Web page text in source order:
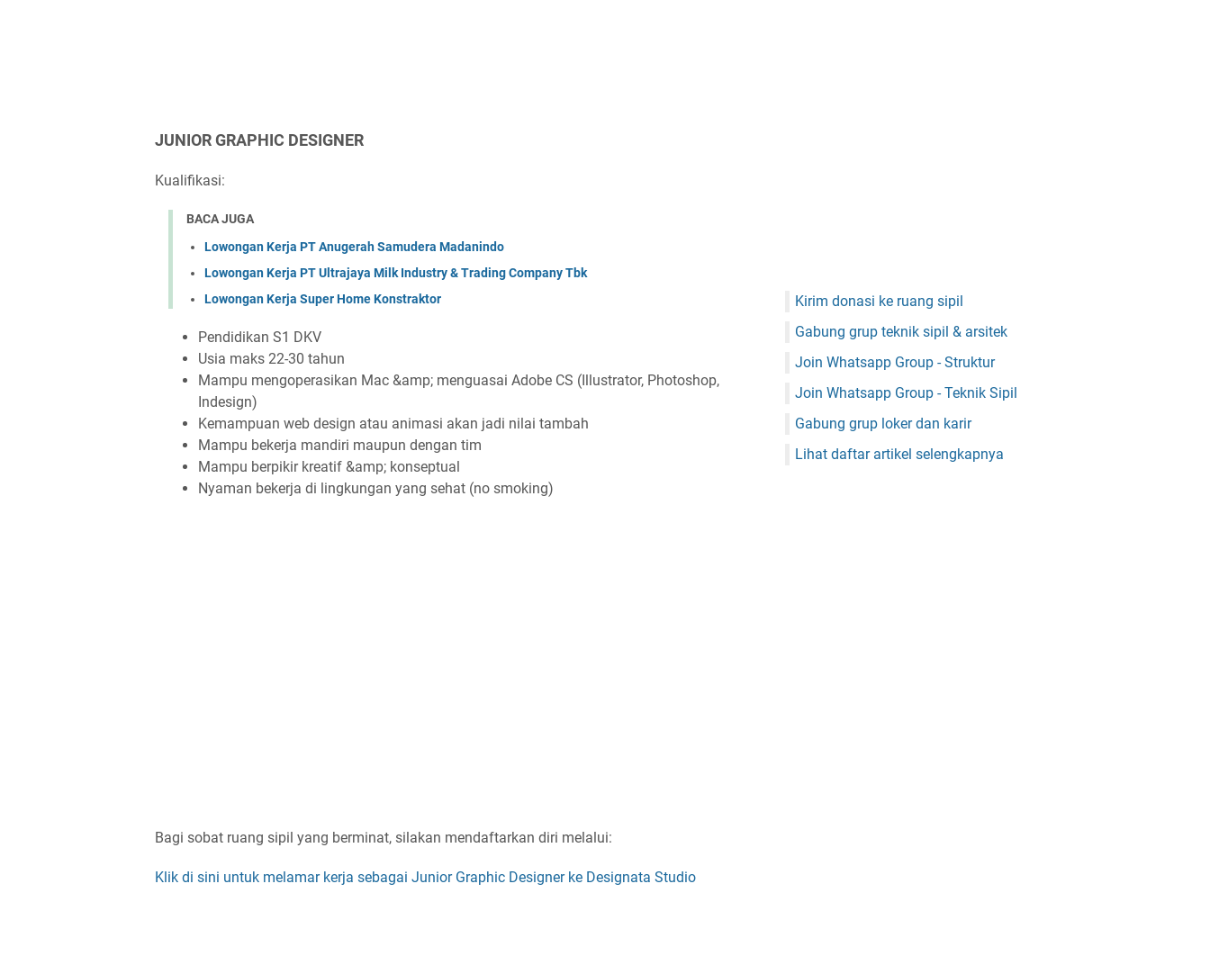
JUNIOR GRAPHIC DESIGNER
Kualifikasi:
BACA JUGA
Lowongan Kerja PT Anugerah Samudera Madanindo
Lowongan Kerja PT Ultrajaya Milk Industry & Trading Company Tbk
Lowongan Kerja Super Home Konstraktor
Pendidikan S1 DKV
Usia maks 22-30 tahun
Mampu mengoperasikan Mac &amp; menguasai Adobe CS (Illustrator, Photoshop,
Indesign)
Kemampuan web design atau animasi akan jadi nilai tambah
Mampu bekerja mandiri maupun dengan tim
Mampu berpikir kreatif &amp; konseptual
Nyaman bekerja di lingkungan yang sehat (no smoking)
Bagi sobat ruang sipil yang berminat, silakan mendaftarkan diri melalui:
Klik di sini untuk melamar kerja sebagai Junior Graphic Designer ke Designata Studio
Kirim donasi ke ruang sipil
Gabung grup teknik sipil & arsitek
Join Whatsapp Group - Struktur
Join Whatsapp Group - Teknik Sipil
Gabung grup loker dan karir
Lihat daftar artikel selengkapnya